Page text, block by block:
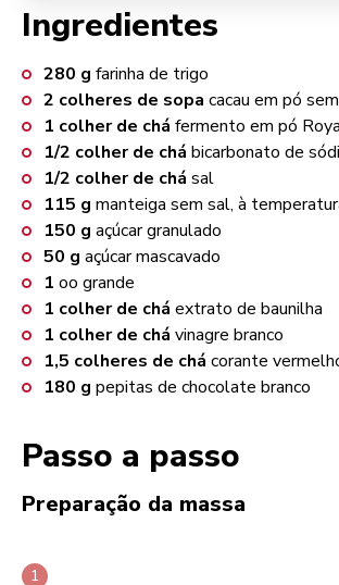
Ingredientes
280 g farinha de trigo
2 colheres de sopa cacau em pó
1 colher de chá fermento em pó
1/2 colher de chá bicarbonato de
1/2 colher de chá sal
115 g manteiga sem sal, à
150 g açúcar granulado
50 g açúcar mascavado
1 oo grande
1 colher de chá extrato de baunilha
1 colher de chá vinagre branco
1,5 colheres de chá corante
180 g pepitas de chocolate branco
Passo a passo
Preparação da massa